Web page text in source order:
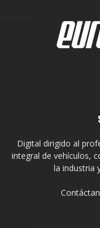
Digital dirigido al
integral de vehículos,
la industria